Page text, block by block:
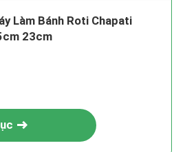
Làm Bánh Roti Chapati
23cm